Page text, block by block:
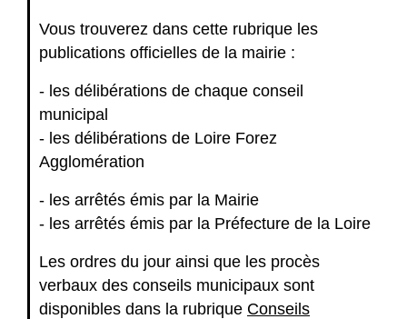
Vous trouverez dans cette rubrique les
publications officielles de la mairie :
- les délibérations de chaque conseil
municipal
- les délibérations de Loire Forez
Agglomération
- les arrêtés émis par la Mairie
- les arrêtés émis par la Préfecture de la Loire
Les ordres du jour ainsi que les procès
verbaux des conseils municipaux sont
disponibles dans la rubrique Conseils